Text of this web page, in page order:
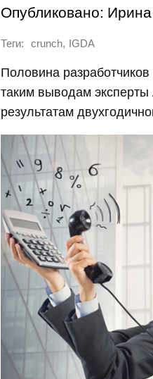
Опубликовано:
Теги: crunch, IGDA
Половина
таким выводам эксперты
результатам